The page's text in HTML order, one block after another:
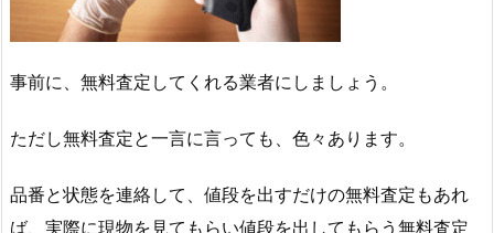
事前に、無料査定してくれる業者にしましょう。
ただし無料査定と一言に言っても、色々あります。
品番と状態を連絡して、値段を出すだけの無料査定もあれ
ば、実際に現物を見てもらい値段を出してもらう無料査定